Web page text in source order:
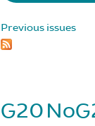
Previous issues
G20